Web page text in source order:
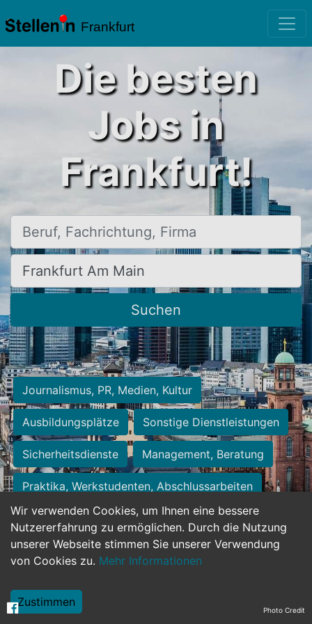
Frankfurt
Wir verwenden Cookies, um Ihnen eine bessere
Nutzererfahrung zu ermöglichen. Durch die Nutzung
unserer Webseite stimmen Sie unserer Verwendung
von Cookies zu. Mehr Informationen
Zustimmen
Die besten
Jobs in
Frankfurt!
Beruf, Fachrichtung, Firma
Ort, Stadt
Suchen
Journalismus, PR, Medien, Kultur
Ausbildungsplätze Sonstige Dienstleistungen
Sicherheitsdienste Management, Beratung
Praktika, Werkstudenten, Abschlussarbeiten
Personalwesen Assistenz, Sekretariat
Hilfskräfte, Aushilfs- und Nebenjobs
Weiterbildung, Studium, duale Ausbildung Photo Credit